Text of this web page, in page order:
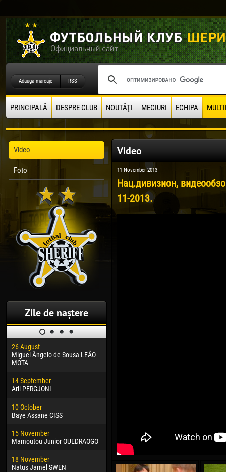
Adauga marcaje RSS
PRINCIPALĂ DESPRE CLUB NOUTĂŢI MECIURI ECHIPA
Video
Foto
Zile de naștere
26 August
Miguel Ângelo de Sousa LEÃO
MOTA
14 September
Arli PERGJONI
10 October
Baye Assane CISS
15 November
Mamoutou Junior OUEDRAOGO
18 November
Natus Jamel SWEN
Emmanuel AFETSE
20 March
Video
11 November 2013
Нац.дивизион,
11-2013.